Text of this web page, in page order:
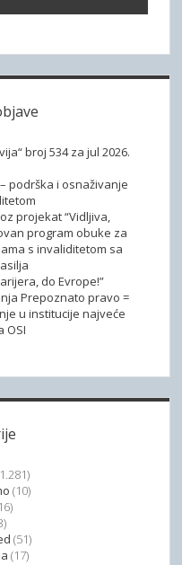
broj 534 za jul 2026.
– podrška i osnaživanje
projekat “Vidljiva,
program obuke za
s invaliditetom sa
do Evrope!”
Prepoznato pravo =
u institucije najveće
OSI
(10)
(51)
(17)